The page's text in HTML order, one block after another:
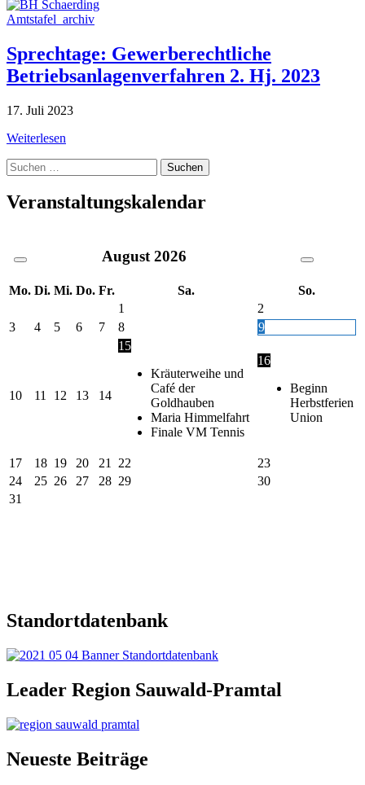
Amtstafel_archiv
Sprechtage: Gewerberechtliche
Betriebsanlagenverfahren 2. Hj. 2023
17. Juli 2023
Weiterlesen
Suche
nach:
Veranstaltungskalendar
August 2026
Mo. Di. Mi. Do. Fr. Sa.
So.
1
2
3
4 5 6 7 8 9
10 11 12 13 14
15
Kräuterweihe und
Café der
Goldhauben
Maria Himmelfahrt
Finale VM Tennis
16
Beginn
Herbstferien
Union
17 18 19 20 21 22
23
24
25 26 27 28 29
30
31
Standortdatenbank
Leader Region Sauwald-Pramtal
Neueste Beiträge